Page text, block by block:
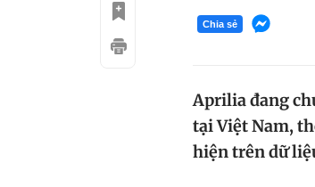
Chia sẻ
Aprilia đang
tại Việt Nam,
hiện trên dữ